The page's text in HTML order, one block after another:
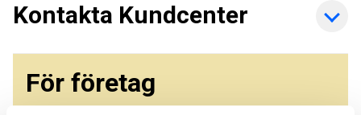
Kontakta Kundcenter
För företag